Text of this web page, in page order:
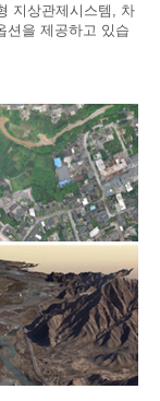
지상관제시스템, 차
션을 제공하고 있습